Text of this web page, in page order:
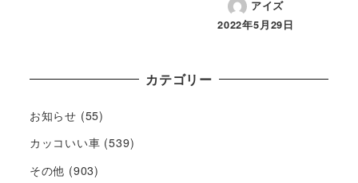
アイズ
2022年5月29日
カテゴリー
お知らせ (55)
カッコいい車 (539)
その他 (903)